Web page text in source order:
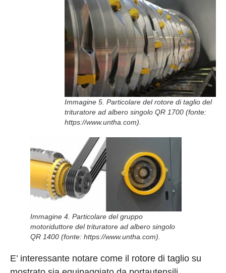
Immagine 5. Particolare del rotore di taglio del
trituratore ad albero singolo QR 1700 (fonte:
https://www.untha.com).
Immagine 4. Particolare del gruppo
motoriduttore del trituratore ad albero singolo
QR 1400 (fonte: https://www.untha.com).
E’ interessante notare come il rotore di taglio su